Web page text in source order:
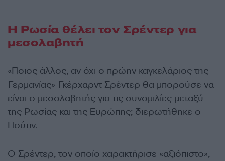
Η Ρωσία θέλει τον Σρέντερ για
μεσολαβητή
«Ποιος άλλος, αν όχι ο πρώην καγκελάριος της
Γερμανίας» Γκέρχαρντ Σρέντερ θα μπορούσε να
είναι ο μεσολαβητής για τις συνομιλίες μεταξύ
της Ρωσίας και της Ευρώπης; διερωτήθηκε ο
Πούτιν.
Ο Σρέντερ, τον οποίο χαρακτήρισε «αξιόπιστο»,